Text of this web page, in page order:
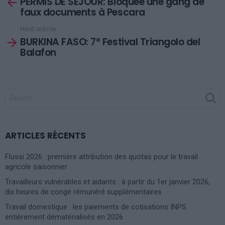
faux documents à Pescara
Next article
BURKINA FASO: 7° Festival Triangolo del
Balafon
ARTICLES RÉCENTS
Flussi 2026 : première attribution des quotas pour le travail
agricole saisonnier
Travailleurs vulnérables et aidants : à partir du 1er janvier 2026,
dix heures de congé rémunéré supplémentaires
Travail domestique : les paiements de cotisations INPS
entièrement dématérialisés en 2026